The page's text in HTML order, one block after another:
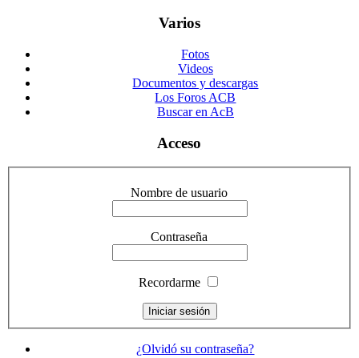
Varios
Fotos
Videos
Documentos y descargas
Los Foros ACB
Buscar en AcB
Acceso
Nombre de usuario
Contraseña
Recordarme
¿Olvidó su contraseña?